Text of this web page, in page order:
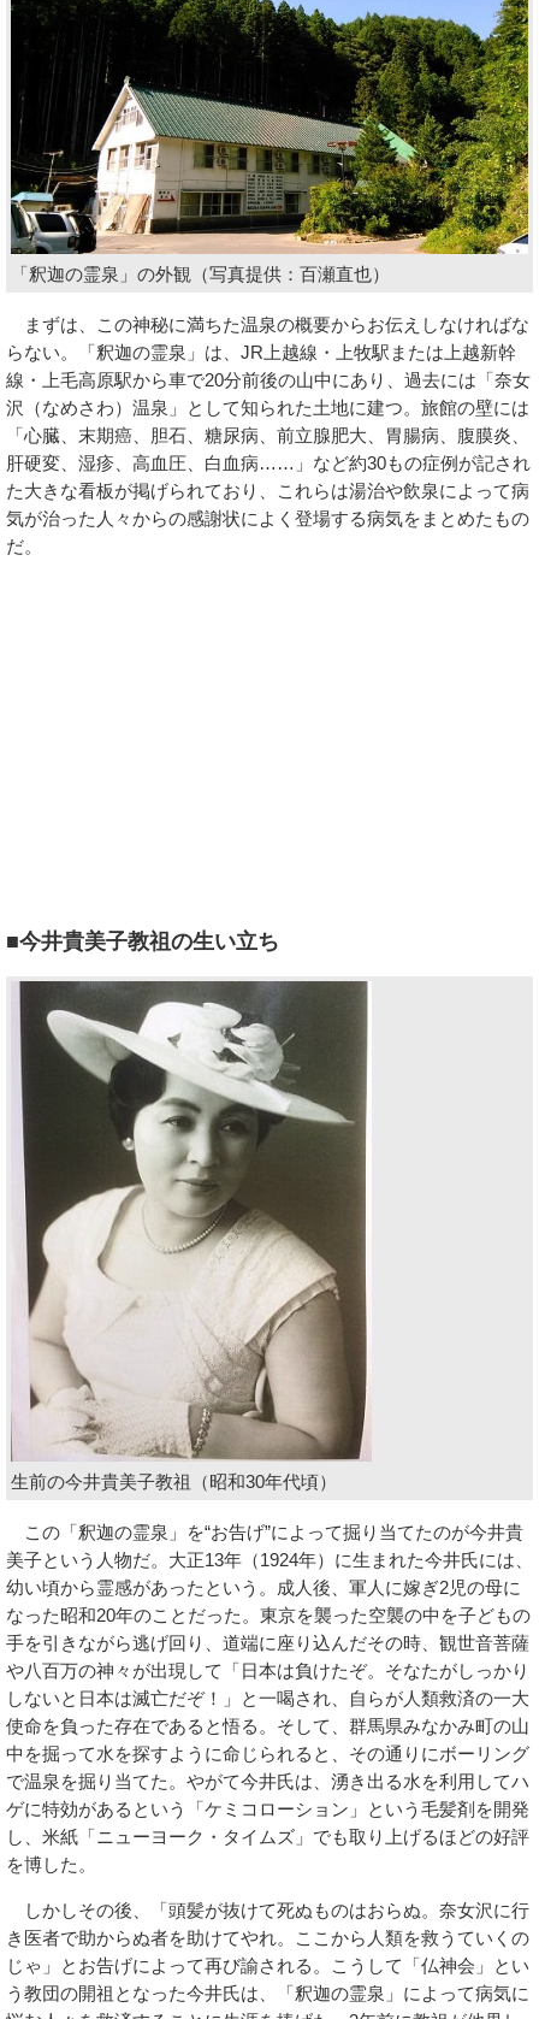
「釈迦の霊泉」の外観（写真提供：百瀬直也）
まずは、この神秘に満ちた温泉の概要からお伝えしなければな
らない。「釈迦の霊泉」は、JR上越線・上牧駅または上越新幹
線・上毛高原駅から車で20分前後の山中にあり、過去には「奈女
沢（なめさわ）温泉」として知られた土地に建つ。旅館の壁には
「心臓、末期癌、胆石、糖尿病、前立腺肥大、胃腸病、腹膜炎、
肝硬変、湿疹、高血圧、白血病……」など約30もの症例が記され
た大きな看板が掲げられており、これらは湯治や飲泉によって病
気が治った人々からの感謝状によく登場する病気をまとめたもの
だ。
■今井貴美子教祖の生い立ち
生前の今井貴美子教祖（昭和30年代頃）
この「釈迦の霊泉」を“お告げ”によって掘り当てたのが今井貴
美子という人物だ。大正13年（1924年）に生まれた今井氏には、
幼い頃から霊感があったという。成人後、軍人に嫁ぎ2児の母に
なった昭和20年のことだった。東京を襲った空襲の中を子どもの
手を引きながら逃げ回り、道端に座り込んだその時、観世音菩薩
や八百万の神々が出現して「日本は負けたぞ。そなたがしっかり
しないと日本は滅亡だぞ！」と一喝され、自らが人類救済の一大
使命を負った存在であると悟る。そして、群馬県みなかみ町の山
中を掘って水を探すように命じられると、その通りにボーリング
で温泉を掘り当てた。やがて今井氏は、湧き出る水を利用してハ
ゲに特効があるという「ケミコローション」という毛髪剤を開発
し、米紙「ニューヨーク・タイムズ」でも取り上げるほどの好評
を博した。
しかしその後、「頭髪が抜けて死ぬものはおらぬ。奈女沢に行
き医者で助からぬ者を助けてやれ。ここから人類を救うていくの
じゃ」とお告げによって再び諭される。こうして「仏神会」とい
う教団の開祖となった今井氏は、「釈迦の霊泉」によって病気に